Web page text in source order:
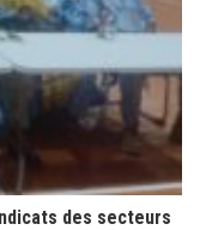
des secteurs